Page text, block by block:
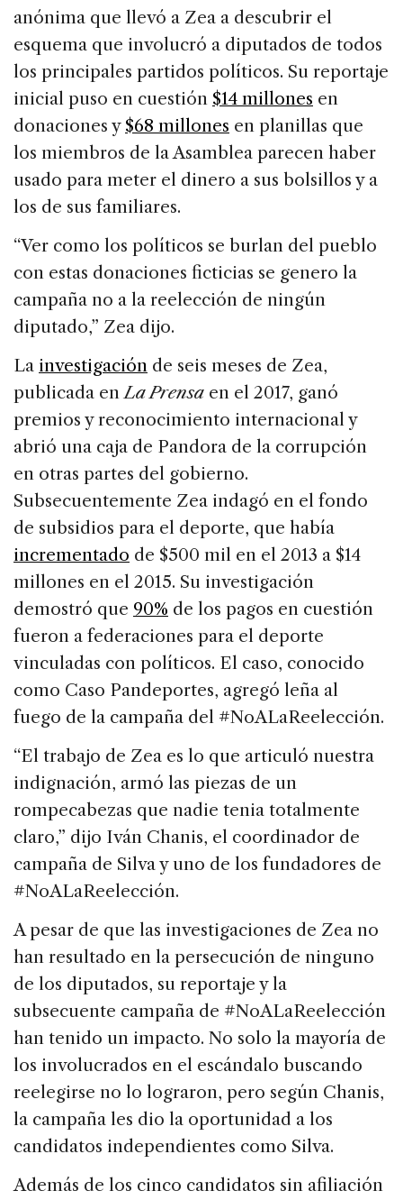
anónima que llevó a Zea a descubrir el
esquema que involucró a diputados de todos
los principales partidos políticos. Su reportaje
inicial puso en cuestión $14 millones en
donaciones y $68 millones en planillas que
los miembros de la Asamblea parecen haber
usado para meter el dinero a sus bolsillos y a
los de sus familiares.
“Ver como los políticos se burlan del pueblo
con estas donaciones ficticias se genero la
campaña no a la reelección de ningún
diputado,” Zea dijo.
La investigación de seis meses de Zea,
publicada enLa Prensa en el 2017, ganó
premios y reconocimiento internacional y
abrió una caja de Pandora de la corrupción
en otras partes del gobierno.
Subsecuentemente Zea indagó en el fondo
de subsidios para el deporte, que había
incrementado de $500 mil en el 2013 a $14
millones en el 2015. Su investigación
demostró que 90% de los pagos en cuestión
fueron a federaciones para el deporte
vinculadas con políticos. El caso, conocido
como Caso Pandeportes, agregó leña al
fuego de la campaña del #NoALaReelección.
“El trabajo de Zea es lo que articuló nuestra
indignación, armó las piezas de un
rompecabezas que nadie tenia totalmente
claro,” dijo Iván Chanis, el coordinador de
campaña de Silva y uno de los fundadores de
#NoALaReelección.
A pesar de que las investigaciones de Zea no
han resultado en la persecución de ninguno
de los diputados, su reportaje y la
subsecuente campaña de #NoALaReelección
han tenido un impacto. No solo la mayoría de
los involucrados en el escándalo buscando
reelegirse no lo lograron, pero según Chanis,
la campaña les dio la oportunidad a los
candidatos independientes como Silva.
Además de los cinco candidatos sin afiliación